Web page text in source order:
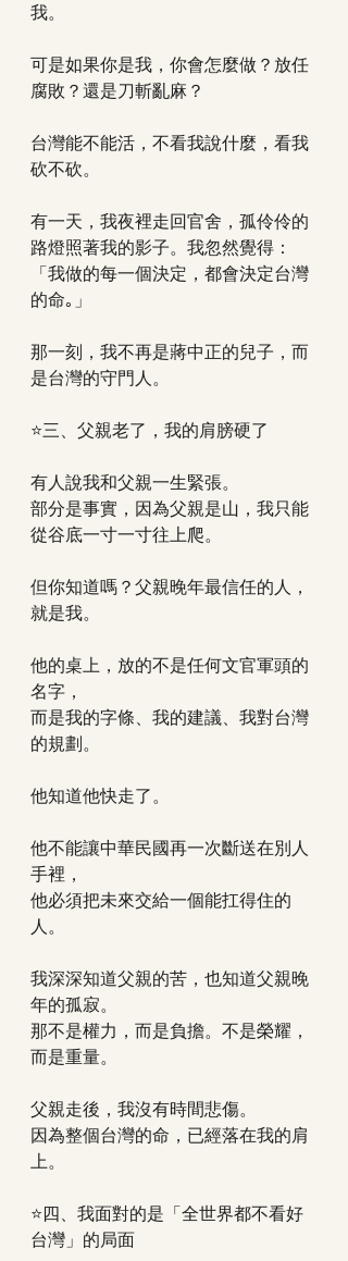
我。
可是如果你是我，你會怎麼做？放任
腐敗？還是刀斬亂麻？
台灣能不能活，不看我說什麼，看我
砍不砍。
有一天，我夜裡走回官舍，孤伶伶的
路燈照著我的影子。我忽然覺得：
「我做的每一個決定，都會決定台灣
的命｡」
那一刻，我不再是蔣中正的兒子，而
是台灣的守門人。
⭐三、父親老了，我的肩膀硬了
有人說我和父親一生緊張。
部分是事實，因為父親是山，我只能
從谷底一寸一寸往上爬。
但你知道嗎？父親晚年最信任的人，
就是我。
他的桌上，放的不是任何文官軍頭的
名字，
而是我的字條、我的建議、我對台灣
的規劃。
他知道他快走了。
他不能讓中華民國再一次斷送在別人
手裡，
他必須把未來交給一個能扛得住的
人。
我深深知道父親的苦，也知道父親晚
年的孤寂。
那不是權力，而是負擔。不是榮耀，
而是重量。
父親走後，我沒有時間悲傷。
因為整個台灣的命，已經落在我的肩
上。
⭐四、我面對的是「全世界都不看好
台灣」的局面